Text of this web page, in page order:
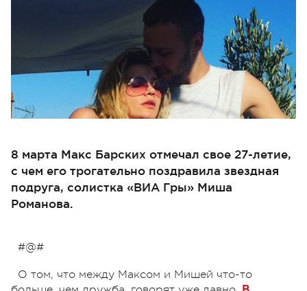
8 марта Макс Барских отмечал свое 27-летие,
с чем его трогательно поздравила звездная
подруга, солистка «ВИА Гры» Миша
Романова.
#@#
О том, что между Максом и Мишей что-то